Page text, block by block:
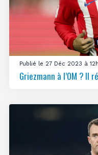
Publié le 27 Déc 2023 à
Griezmann à l’OM ? Il